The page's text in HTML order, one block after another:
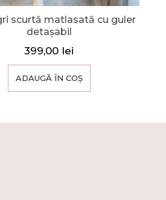
scurtă matlasată cu guler
detașabil
399,00 lei
ADAUGĂ ÎN COȘ